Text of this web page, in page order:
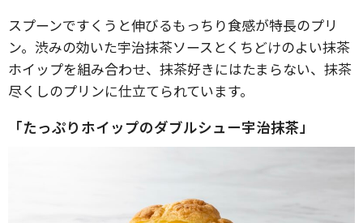
スプーンですくうと伸びるもっちり食感が特長のプリ
ン。渋みの効いた宇治抹茶ソースとくちどけのよい抹茶
ホイップを組み合わせ、抹茶好きにはたまらない、抹茶
尽くしのプリンに仕立てられています。
「たっぷりホイップのダブルシュー宇治抹茶」